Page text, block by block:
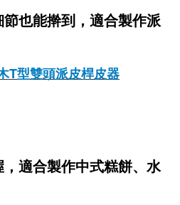
也能擀到，適合製作派
T型雙頭派皮桿皮器
適合製作中式糕餅、水